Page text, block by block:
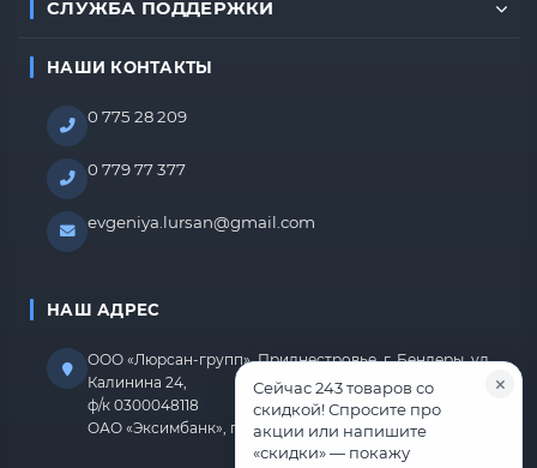
СЛУЖБА ПОДДЕРЖКИ
НАШИ КОНТАКТЫ
0 775 28 209
0 779 77 377
evgeniya.lursan@gmail.com
НАШ АДРЕС
ООО «Люрсан-групп», Приднестровье, г. Бендеры, ул.
Калинина 24,
ф/к 0300048118
ОАО «Эксимбанк», г.Бендеры, р/с 2212670000000818
Сейчас 243 товаров со
скидкой! Спросите про
акции или напишите
«скидки» — покажу